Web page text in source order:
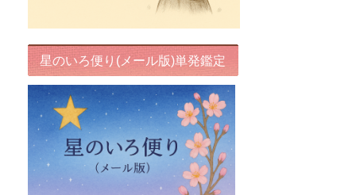
星のいろ便り(メール版)単発鑑定